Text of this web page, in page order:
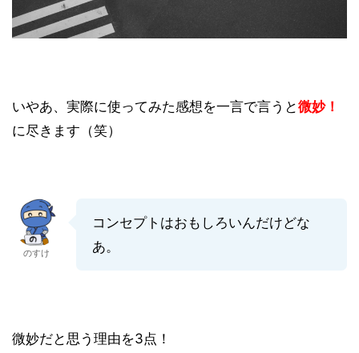
いやあ、実際に使ってみた感想を一言で言うと微妙！
に尽きます（笑）
のすけ
コンセプトはおもしろいんだけどな
あ。
微妙だと思う理由を3点！